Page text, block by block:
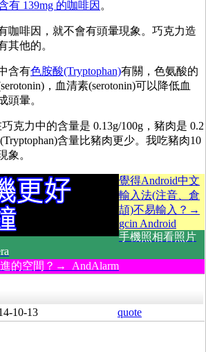
有 139mg 的咖啡因 。
咖啡因，就不會有頭暈現象。巧克力造
其他的。
含有色胺酸(Tryptophan)有關，色氨酸的
，血清素(serotonin)可以降低血
頭暈。
克力中的含量是 0.13g/100g，豬肉是 0.2
含量比豬肉更少。我吃豬肉10
象。
覺得Android中文
輸入法(注音、倉
頡)不易輸入？→
gcin Android
手機照相看照片
的空間？→ AndAlarm
10-13 quote